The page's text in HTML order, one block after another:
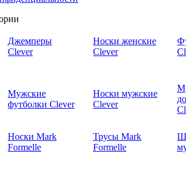
Джемперы
Clever
Носки женские
Clever
Мужские
футболки Clever
Носки мужские
Clever
Носки Mark
Formelle
Трусы Mark
Formelle